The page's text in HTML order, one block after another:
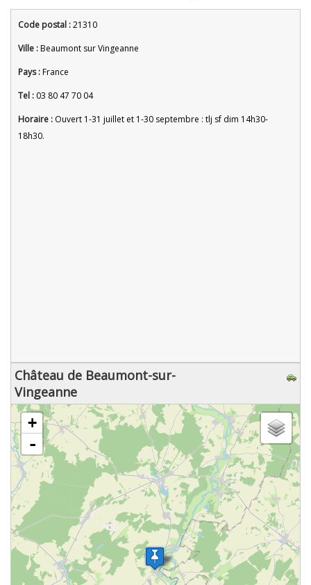
Code postal :21310
Ville :Beaumont sur Vingeanne
Pays :France
Tel : 03 80 47 70 04
Horaire : Ouvert 1-31 juillet et 1-30 septembre : tlj sf dim 14h30-
18h30.
Château de Beaumont-sur-
Vingeanne
chargement de la carte - veuillez patienter...
+
-